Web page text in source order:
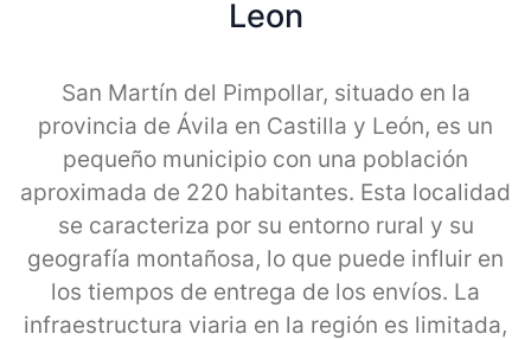
Leon
San Martín del Pimpollar, situado en la
provincia de Ávila en Castilla y León, es un
pequeño municipio con una población
aproximada de 220 habitantes. Esta localidad
se caracteriza por su entorno rural y su
geografía montañosa, lo que puede influir en
los tiempos de entrega de los envíos. La
infraestructura viaria en la región es limitada,